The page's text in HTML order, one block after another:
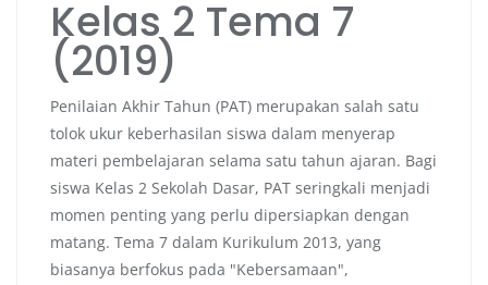
Kelas 2 Tema 7
(2019)
Penilaian Akhir Tahun (PAT) merupakan salah satu
tolok ukur keberhasilan siswa dalam menyerap
materi pembelajaran selama satu tahun ajaran. Bagi
siswa Kelas 2 Sekolah Dasar, PAT seringkali menjadi
momen penting yang perlu dipersiapkan dengan
matang. Tema 7 dalam Kurikulum 2013, yang
biasanya berfokus pada "Kebersamaan",